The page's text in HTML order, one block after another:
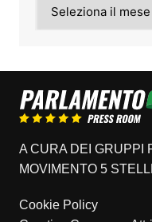
A CURA DEI GRUPPI
MOVIMENTO 5
Cookie Policy